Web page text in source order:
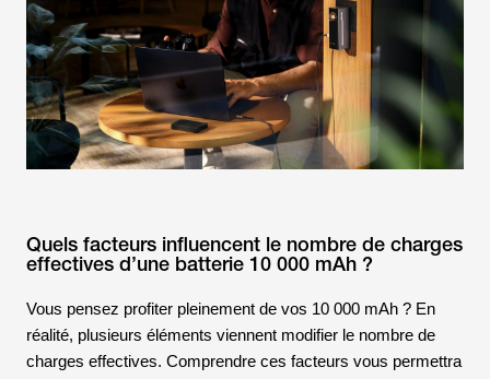
Quels facteurs influencent le nombre de charges
effectives d’une batterie 10 000 mAh ?
Vous pensez profiter pleinement de vos 10 000 mAh ? En
réalité, plusieurs éléments viennent modifier le nombre de
charges effectives. Comprendre ces facteurs vous permettra